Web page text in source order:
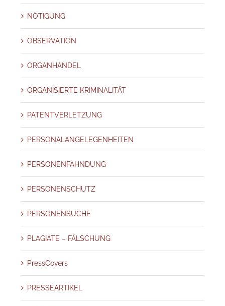
NÖTIGUNG
OBSERVATION
ORGANHANDEL
ORGANISIERTE KRIMINALITÄT
PATENTVERLETZUNG
PERSONALANGELEGENHEITEN
PERSONENFAHNDUNG
PERSONENSCHUTZ
PERSONENSUCHE
PLAGIATE – FÄLSCHUNG
PressCovers
PRESSEARTIKEL